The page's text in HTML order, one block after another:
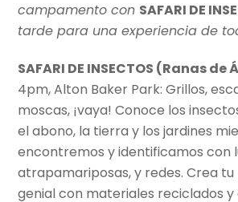
campamento con SAFARI DE
tarde para una experiencia de
SAFARI DE INSECTOS (Ranas de
4pm, Alton Baker Park: Grillos,
moscas, ¡vaya! Conoce los
el abono, la tierra y los jardines
encontremos y identificamos con
atrapamariposas, y redes. Crea
genial con materiales reciclados